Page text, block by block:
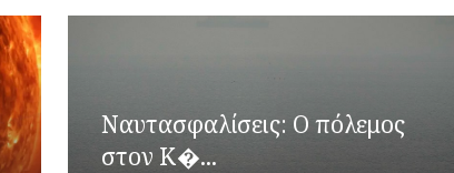
Ναυτασφαλίσεις: Ο πόλεμος
στον Κ�...